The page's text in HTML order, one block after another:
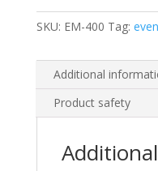
quantity
SKU: EM-400 Tag:
Additional
Product safety